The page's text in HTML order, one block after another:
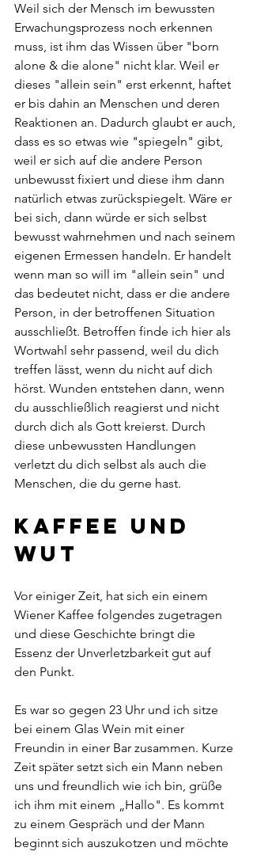
Weil sich der Mensch im bewussten
Erwachungsprozess noch erkennen
muss, ist ihm das Wissen über "born
alone & die alone" nicht klar. Weil er
dieses "allein sein" erst erkennt, haftet
er bis dahin an Menschen und deren
Reaktionen an. Dadurch glaubt er auch,
dass es so etwas wie "spiegeln" gibt,
weil er sich auf die andere Person
unbewusst fixiert und diese ihm dann
natürlich etwas zurückspiegelt. Wäre er
bei sich, dann würde er sich selbst
bewusst wahrnehmen und nach seinem
eigenen Ermessen handeln. Er handelt
wenn man so will im "allein sein" und
das bedeutet nicht, dass er die andere
Person, in der betroffenen Situation
ausschließt. Betroffen finde ich hier als
Wortwahl sehr passend, weil du dich
treffen lässt, wenn du nicht auf dich
hörst. Wunden entstehen dann, wenn
du ausschließlich reagierst und nicht
durch dich als Gott kreierst. Durch
diese unbewussten Handlungen
verletzt du dich selbst als auch die
Menschen, die du gerne hast.
Kaffee und
Wut
Vor einiger Zeit, hat sich ein einem
Wiener Kaffee folgendes zugetragen
und diese Geschichte bringt die
Essenz der Unverletzbarkeit gut auf
den Punkt.
Es war so gegen 23 Uhr und ich sitze
bei einem Glas Wein mit einer
Freundin in einer Bar zusammen. Kurze
Zeit später setzt sich ein Mann neben
uns und freundlich wie ich bin, grüße
ich ihm mit einem „Hallo". Es kommt
zu einem Gespräch und der Mann
beginnt sich auszukotzen und möchte